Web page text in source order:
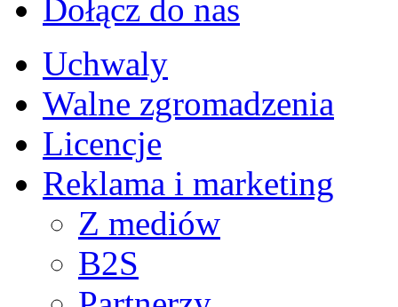
Dołącz do nas
Uchwaly
Walne zgromadzenia
Licencje
Reklama i marketing
Z mediów
B2S